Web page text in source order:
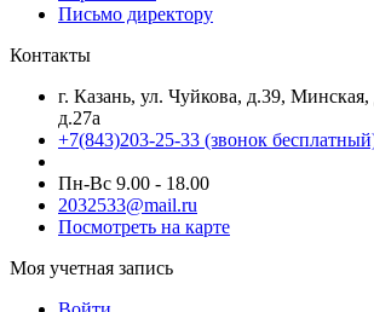
Письмо директору
Контакты
г. Казань, ул. Чуйкова, д.39,
д.27а
+7(843)203-25-33 (звонок
Пн-Вс 9.00 - 18.00
2032533@mail.ru
Посмотреть на карте
Моя учетная запись